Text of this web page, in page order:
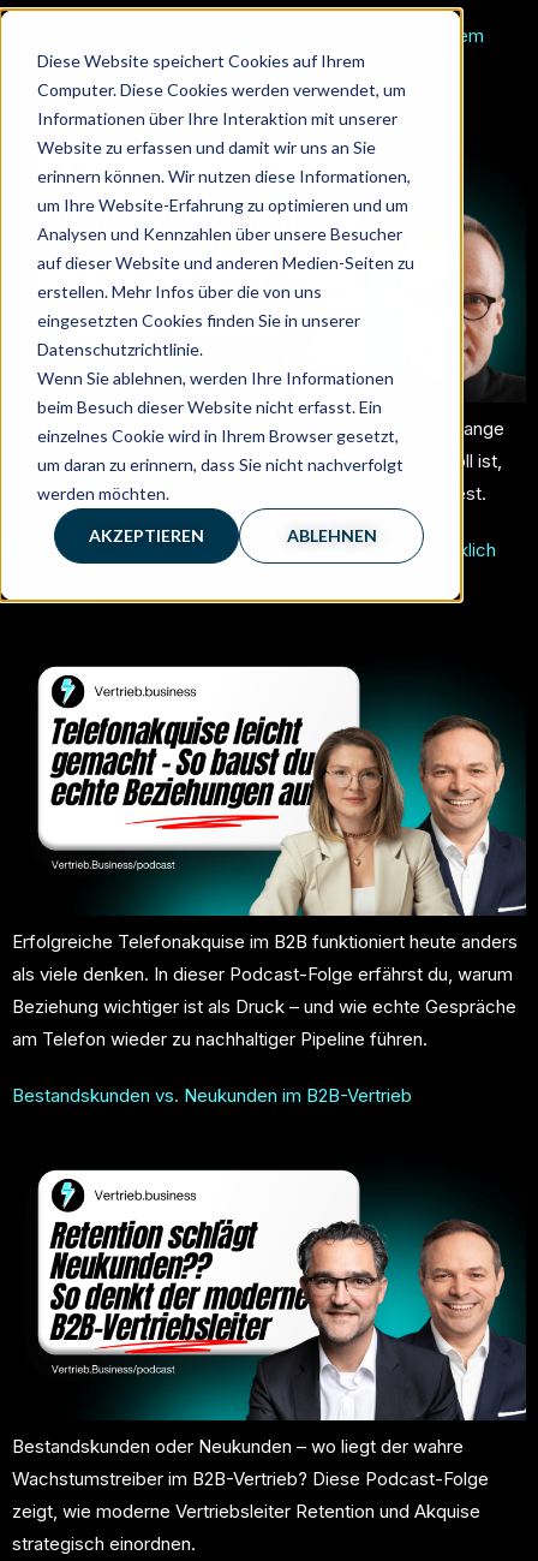
Diese Website speichert Cookies auf Ihrem
Computer. Diese Cookies werden verwendet, um
Informationen über Ihre Interaktion mit unserer
Website zu erfassen und damit wir uns an Sie
erinnern können. Wir nutzen diese Informationen,
um Ihre Website-Erfahrung zu optimieren und um
Analysen und Kennzahlen über unsere Besucher
auf dieser Website und anderen Medien-Seiten zu
erstellen. Mehr Infos über die von uns
eingesetzten Cookies finden Sie in unserer
Datenschutzrichtlinie.
Wenn Sie ablehnen, werden Ihre Informationen
beim Besuch dieser Website nicht erfasst. Ein
einzelnes Cookie wird in Ihrem Browser gesetzt,
um daran zu erinnern, dass Sie nicht nachverfolgt
werden möchten.
AKZEPTIEREN ABLEHNEN
Podcast als Vertriebstool: So baust du Vertrauen vor dem
ersten Gespräch auf
Ein Podcast kann im B2B-Vertrieb Vertrauen schaffen, lange
bevor das erste Gespräch stattfindet. Wann das sinnvoll ist,
wie du vorgehst und welche Fehler du vermeiden solltest.
Erfolgreiche Telefonakquise im B2B: Wie sie heute wirklich
Erfolgreiche Telefonakquise im B2B funktioniert heute anders
als viele denken. In dieser Podcast-Folge erfährst du, warum
Beziehung wichtiger ist als Druck – und wie echte Gespräche
am Telefon wieder zu nachhaltiger Pipeline führen.
Bestandskunden vs. Neukunden im B2B-Vertrieb
Bestandskunden oder Neukunden – wo liegt der wahre
Wachstumstreiber im B2B-Vertrieb? Diese Podcast-Folge
zeigt, wie moderne Vertriebsleiter Retention und Akquise
strategisch einordnen.